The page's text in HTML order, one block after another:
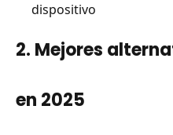
dispositivo
2. Mejores
en 2025